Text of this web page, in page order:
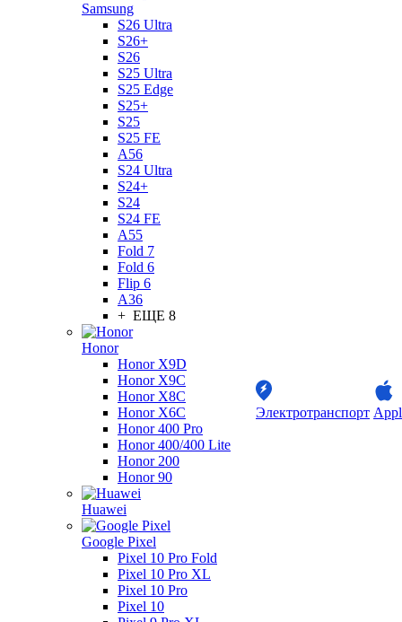
Samsung
S26 Ultra
S26+
S26
S25 Ultra
S25 Edge
S25+
S25
S25 FE
A56
S24 Ultra
S24+
S24
S24 FE
A55
Fold 7
Fold 6
Flip 6
A36
+ ЕЩЕ 8
Honor
Honor X9D
Honor X9C
Honor X8C
Honor X6C
Honor 400 Pro
Honor 400/400 Lite
Honor 200
Honor 90
Huawei
Google Pixel
Pixel 10 Pro Fold
Pixel 10 Pro XL
Pixel 10 Pro
Pixel 10
Электротранспорт